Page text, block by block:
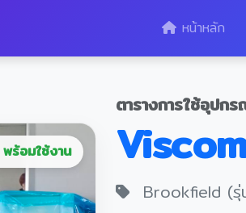
หน้าหลัก
พร้อมใช้งาน
ตารางการใช้อุปก
Brookfield (